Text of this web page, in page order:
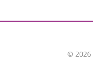
© 2026